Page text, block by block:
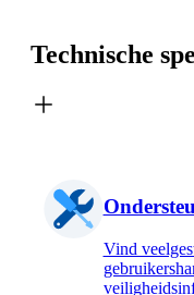
Technische
Vind